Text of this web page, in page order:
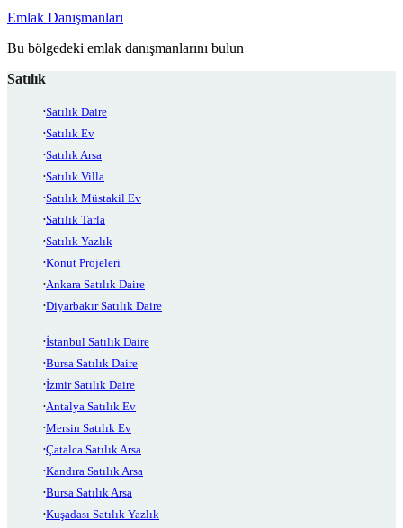
Emlak Danışmanları
Bu bölgedeki emlak danışmanlarını bulun
Satılık
Satılık Daire
Satılık Ev
Satılık Arsa
Satılık Villa
Satılık Müstakil Ev
Satılık Tarla
Satılık Yazlık
Konut Projeleri
Ankara Satılık Daire
Diyarbakır Satılık Daire
İstanbul Satılık Daire
Bursa Satılık Daire
İzmir Satılık Daire
Antalya Satılık Ev
Mersin Satılık Ev
Çatalca Satılık Arsa
Kandıra Satılık Arsa
Bursa Satılık Arsa
Kuşadası Satılık Yazlık